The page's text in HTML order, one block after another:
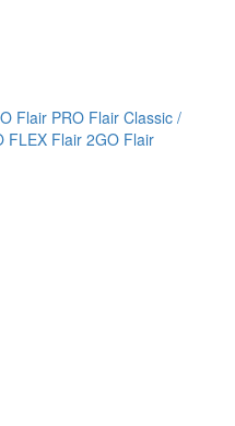
Flair PRO Flair Classic /
FLEX Flair 2GO Flair